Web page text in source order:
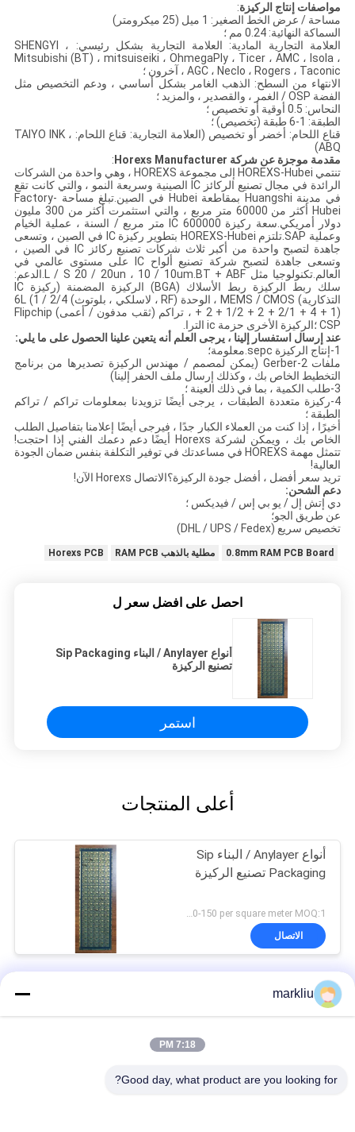
مواصفات إنتاج الركيزة:
مساحة / عرض الخط الصغير: 1 ميل (25 ميكرومتر)
السماكة النهائية: 0.24 مم ؛
العلامة التجارية المادية: العلامة التجارية بشكل رئيسي: SHENGYI ،
Mitsubishi (BT) ، mitsuiseiki ، OhmegaPly ، Ticer ، AMC ، Isola ،
AGC ، Neclo ، Rogers ، Taconic ، آخرون ؛
الانتهاء من السطح: الذهب الغامر بشكل أساسي ، ودعم التخصيص مثل
الفضة OSP / الغمر ، والقصدير ، والمزيد ؛
النحاس: 0.5 أوقية أو تخصيص ؛
الطبقة: 1-6 طبقة (تخصيص) ؛
قناع اللحام: أخضر أو ​​تخصيص (العلامة التجارية: قناع اللحام: TAIYO INK ،
ABQ)
مقدمة موجزة عن شركة Horexs Manufacturer
:
تنتمي HOREXS-Hubei إلى مجموعة HOREXS ، وهي واحدة من الشركات
الرائدة في مجال تصنيع الركائز IC الصينية وسريعة النمو ، والتي كانت تقع
في مدينة Huangshi بمقاطعة Hubei في الصين.تبلغ مساحة Factory-
Hubei أكثر من 60000 متر مربع ، والتي استثمرت أكثر من 300 مليون
دولار أمريكي.سعة ركيزة IC 600000 متر مربع / السنة ، عملية الخيام
وعملية SAP.تلتزم HOREXS-Hubei بتطوير ركيزة IC في الصين ، وتسعى
جاهدة لتصبح واحدة من أكبر ثلاث شركات تصنيع ركائز IC في الصين ،
وتسعى جاهدة لتصبح شركة تصنيع ألواح IC على مستوى عالمي في
العالم.تكنولوجيا مثل L / S 20 / 20un ، 10 / 10um.BT + ABF.الدعم:
سلك ربط الركيزة ربط الأسلاك (BGA) الركيزة المضمنة (ركيزة IC
التذكارية) MEMS / CMOS ، الوحدة (RF ، لاسلكي ، بلوتوث) 2/4 / 6L (1
+ 2 + 1/2 + 2 + 2/1 + 4 + 1) ، تراكم (ثقب مدفون / أعمى) Flipchip
CSP ؛الركيزة الأخرى حزمة ic الترا.
عند إرسال استفسار إلينا ، يرجى العلم أنه يتعين علينا الحصول على ما يلي:
1-إنتاج الركيزة sepc.معلومة؛
ملفات 2-Gerber (يمكن لمصمم / مهندس الركيزة تصديرها من برنامج
التخطيط الخاص بك ، وكذلك إرسال ملف الحفر إلينا)
3-طلب الكمية ، بما في ذلك العينة ؛
4-ركيزة متعددة الطبقات ، يرجى أيضًا تزويدنا بمعلومات تراكم / تراكم
الطبقة ؛
أخيرًا ، إذا كنت من العملاء الكبار جدًا ، فيرجى أيضًا إعلامنا بتفاصيل الطلب
الخاص بك ، ويمكن لشركة Horexs أيضًا دعم دعمك الفني إذا احتجت!
تتمثل مهمة HOREXS في مساعدتك في توفير التكلفة بنفس ضمان الجودة
العالية!
تريد سعر أفضل ، أفضل جودة الركيزة؟الاتصال Horexs الآن!
دعم الشحن:
دي إتش إل / يو بي إس / فيديكس ؛
عن طريق الجو؛
تخصيص سريع (DHL / UPS / Fedex)
0.8mm RAM PCB Board مطلية بالذهب RAM PCB Horexs PCB
احصل على افضل سعر ل
أنواع Anylayer / البناء Sip Packaging
تصنيع الركيزة
استمر
أعلى المنتجات
أنواع Anylayer / البناء Sip
Packaging تصنيع الركيزة
الاتصال
ركيزة حزمة رشفة
كومة عبر / عن طريق ملء حزمة Sip الركيزة BT مادة 4L تجمع بين
markliu
7:18 PM
Good day, what product are you looking for?